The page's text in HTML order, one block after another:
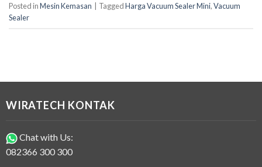
Posted inMesin Kemasan TaggedHarga Vacuum Sealer Mini,Vacuum
Sealer
WIRATECH KONTAK
Chat with Us:
082366 300 300